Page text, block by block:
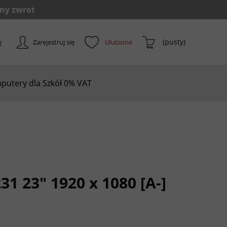
Zarejestruj się (pusty)
dla Szkół 0% VAT
23" 1920 x 1080 [A-]